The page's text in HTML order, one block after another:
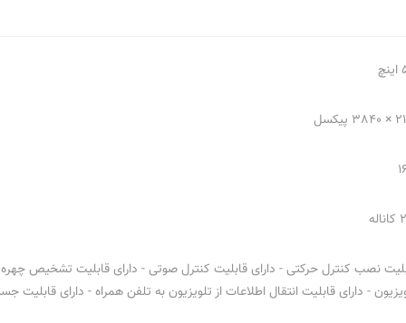
نصب کنترل حرکتی - دارای قابلیت کنترل صوتی - دارای قابلیت تشخیص چهره -
- دارای قابلیت انتقال اطلاعات از تلویزیون به تلفن همراه - دارای